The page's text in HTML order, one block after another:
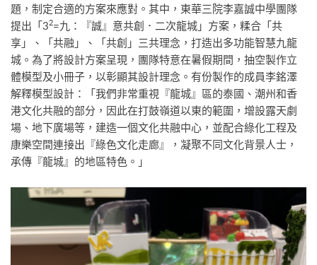
題，制定合適的方案來應對。其中，東華三院李嘉誠中學團隊
提出「32=九：『誠』意共創．二次龍城」方案，糅合「共
享」、「共融」、「共創」三共理念，打造出多功能智慧九龍
城。為了將設計方案呈現，團隊特意在暑假期間，抽空製作立
體模型及小冊子，以彰顯其設計理念。有份製作的成員李銘澤
解釋模型設計：「我們非常重視『龍城』區的泰國、潮州和香
港文化共融的部分，因此在打鼓嶺道以東的範圍，增設露天劇
場、地下廣場等，建造一個文化共融中心，並配合綠化工程及
康樂空間連接出『綠色文化走廊』，凝聚不同文化背景人士，
承傳『龍城』的地區特色。」